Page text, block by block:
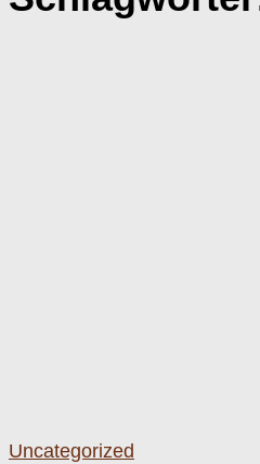
Uncategorized